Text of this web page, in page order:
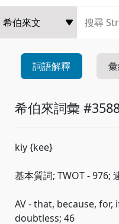
詞語解釋
希伯來詞彙
kiy {kee}
基本質詞; TWOT - 976;
AV - that, because, for,
doubtless; 46